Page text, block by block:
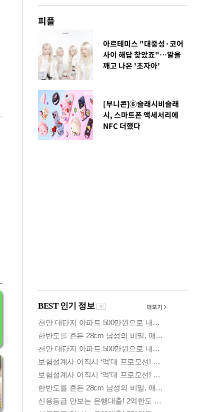
피플
아르테미스 "대중성·코어
사이 해답 찾았죠"…알을
깨고 나온 '초자아'
[부니콘]⑥슬래시비슬래
시, 스마트폰 액세서리에
NFC 더했다